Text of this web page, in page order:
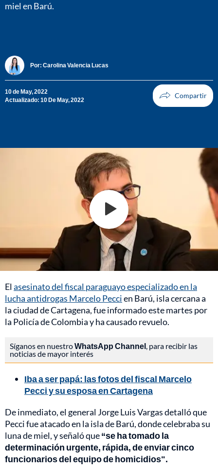
miel en Barú.
Por: Carolina Valencia Lucas
10 de May, 2022
Actualizado: 10 De May, 2022
Elasesinato del fiscal paraguayo especializado en la
lucha antidrogas Marcelo Peccien Barú, isla cercana a
la ciudad de Cartagena, fue informado este martes por
la Policía de Colombia y ha causado revuelo.
Síganos en nuestroWhatsApp Channel , para recibir las
noticias de mayor interés
Iba a ser papá: las fotos del fiscal Marcelo
Pecci y su esposa en Cartagena
De inmediato, el general Jorge Luis Vargas detalló que
Pecci fue atacado en la isla de Barú, donde celebraba su
luna de miel, y señaló que“se ha tomado la
determinación urgente, rápida, de enviar cinco
funcionarios del equipo de homicidios".